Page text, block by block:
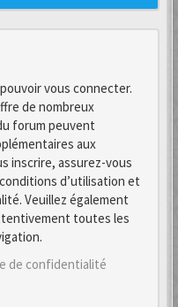
vous connecter.
de nombreux
forum peuvent
aux
inscrire, assurez-vous
d’utilisation et
Veuillez également
toutes les
de confidentialité